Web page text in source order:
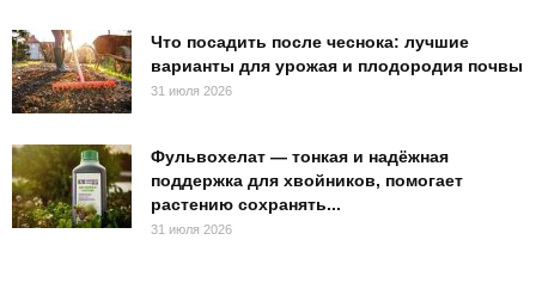
Что посадить после чеснока: лучшие
варианты для урожая и плодородия почвы
31 июля 2026
Фульвохелат — тонкая и надёжная
поддержка для хвойников, помогает
растению сохранять...
31 июля 2026